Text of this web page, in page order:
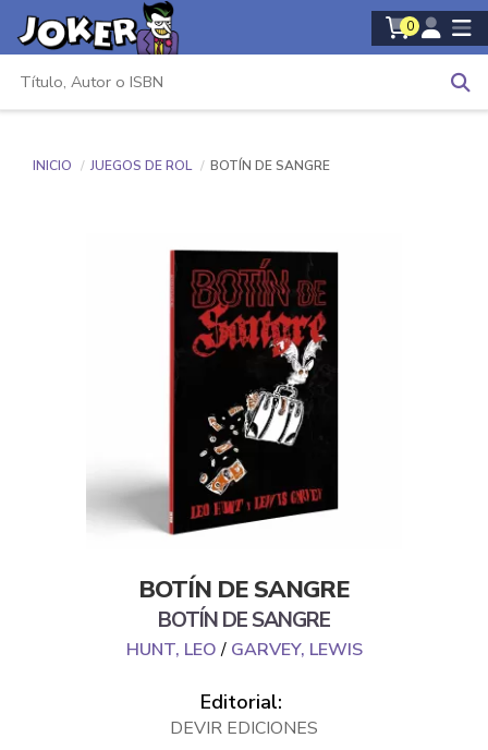
0
INICIO JUEGOS DE ROL BOTÍN DE SANGRE
BOTÍN DE SANGRE
BOTÍN DE SANGRE
HUNT, LEO/ GARVEY, LEWIS
Editorial:
DEVIR EDICIONES